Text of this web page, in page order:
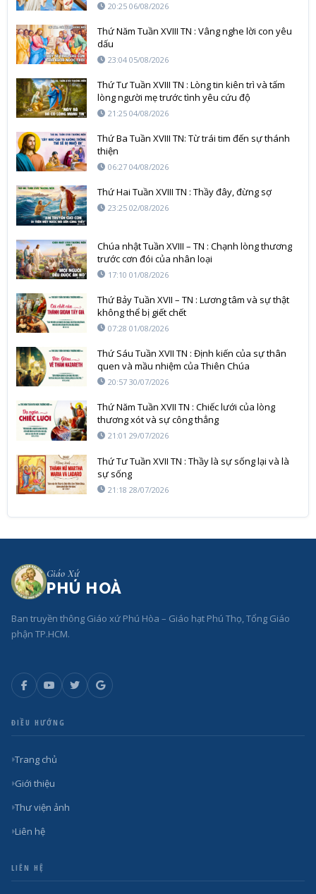
20:25 06/08/2026
Thứ Năm Tuần XVIII TN : Vâng nghe lời con yêu
dấu
23:04 05/08/2026
Thứ Tư Tuần XVIII TN : Lòng tin kiên trì và tấm
lòng người mẹ trước tình yêu cứu độ
21:25 04/08/2026
Thứ Ba Tuần XVIII TN: Từ trái tim đến sự thánh
thiện
06:27 04/08/2026
Thứ Hai Tuần XVIII TN : Thầy đây, đừng sợ
23:25 02/08/2026
Chúa nhật Tuần XVIII – TN : Chạnh lòng thương
trước cơn đói của nhân loại
17:10 01/08/2026
Thứ Bảy Tuần XVII – TN : Lương tâm và sự thật
không thể bị giết chết
07:28 01/08/2026
Thứ Sáu Tuần XVII TN : Định kiến của sự thân
quen và mầu nhiệm của Thiên Chúa
20:57 30/07/2026
Thứ Năm Tuần XVII TN : Chiếc lưới của lòng
thương xót và sự công thẳng
21:01 29/07/2026
Thứ Tư Tuần XVII TN : Thầy là sự sống lại và là
sự sống
21:18 28/07/2026
Giáo Xứ
PHÚ HOÀ
Ban truyền thông Giáo xứ Phú Hòa – Giáo hạt Phú Thọ, Tổng Giáo
phận TP.HCM.
ĐIỀU HƯỚNG
Trang chủ
Giới thiệu
Thư viện ảnh
Liên hệ
LIÊN HỆ